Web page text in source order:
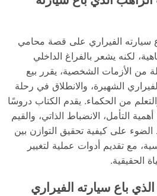
سيارته الفيراري على قصة محامي
لكنه يشعر بالفراغ الداخلي
من الأزمات الشخصية، يقرر بيع
الشهيرة، والانطلاق في رحلة
من الحكماء. يقدم الكتاب دروسًا
التأمل، الانضباط الذاتي، والقيم
على كيفية تحقيق التوازن بين
مع تقديم أدوات عملية لتغيير
الحقيقية.
باع سيارته الفيراري